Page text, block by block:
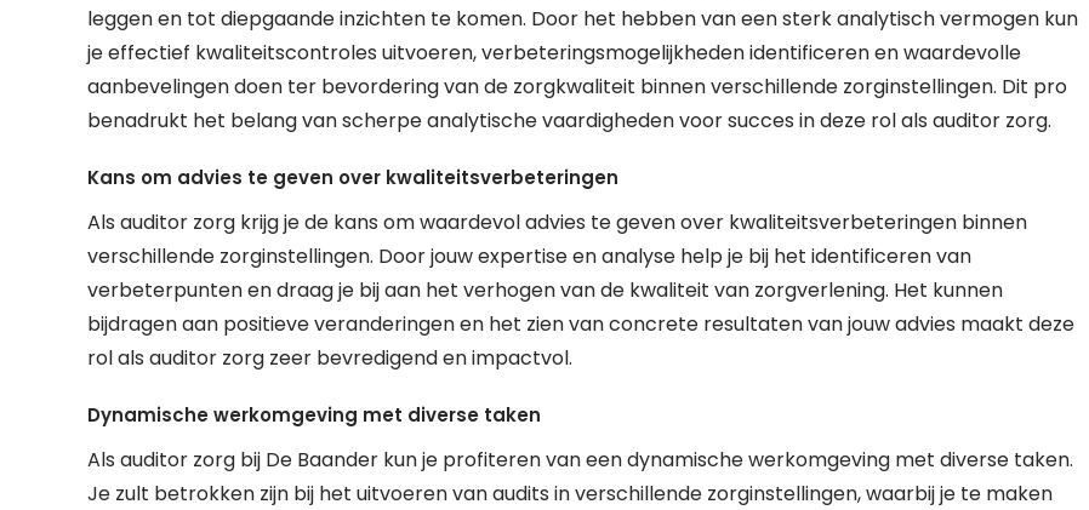
leggen en tot diepgaande inzichten te komen. Door het hebben van een sterk analytisch vermogen kun
je effectief kwaliteitscontroles uitvoeren, verbeteringsmogelijkheden identificeren en waardevolle
aanbevelingen doen ter bevordering van de zorgkwaliteit binnen verschillende zorginstellingen. Dit pro
benadrukt het belang van scherpe analytische vaardigheden voor succes in deze rol als auditor zorg.
Kans om advies te geven over kwaliteitsverbeteringen
Als auditor zorg krijg je de kans om waardevol advies te geven over kwaliteitsverbeteringen binnen
verschillende zorginstellingen. Door jouw expertise en analyse help je bij het identificeren van
verbeterpunten en draag je bij aan het verhogen van de kwaliteit van zorgverlening. Het kunnen
bijdragen aan positieve veranderingen en het zien van concrete resultaten van jouw advies maakt deze
rol als auditor zorg zeer bevredigend en impactvol.
Dynamische werkomgeving met diverse taken
Als auditor zorg bij De Baander kun je profiteren van een dynamische werkomgeving met diverse taken.
Je zult betrokken zijn bij het uitvoeren van audits in verschillende zorginstellingen, waarbij je te maken